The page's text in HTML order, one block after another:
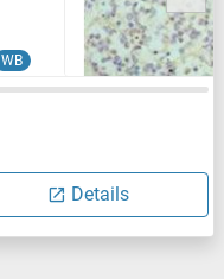
WB
Details